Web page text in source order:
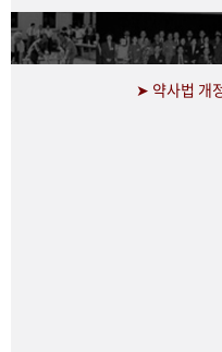
➤ 약사법 개